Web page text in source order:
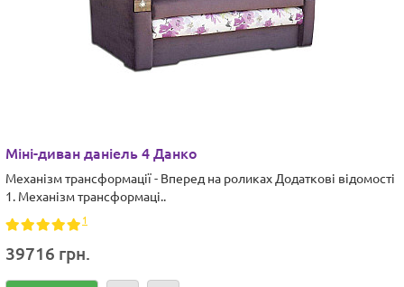
Міні-диван даніель 4 Данко
Механізм трансформації - Вперед на роликах Додаткові відомості
1. Механізм трансформаці..
1
39716 грн.